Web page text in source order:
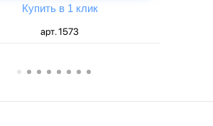
Купить в 1 клик
арт. 1573